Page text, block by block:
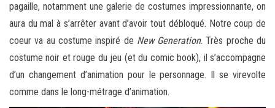
pagaille, notamment une galerie de costumes impressionnante, on
aura du mal à s’arrêter avant d’avoir tout débloqué. Notre coup de
coeur va au costume inspiré de New Generation. Très proche du
costume noir et rouge du jeu (et du comic book), il s’accompagne
d’un changement d’animation pour le personnage. Il se virevolte
comme dans le long-métrage d’animation.